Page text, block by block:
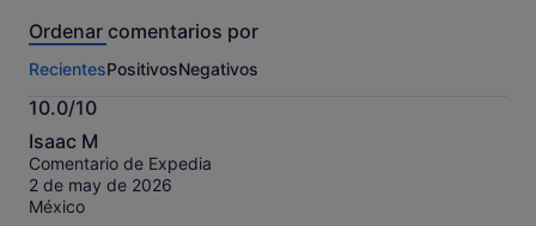
esta
Más
información
sobre
nuestros
comentarios
contrastados.
Ordenar comentarios por
RecientesPositivosNegativos
10.0/10
10.0
sobre
10
Isaac M
Comentario de Expedia
2 de may de 2026
México